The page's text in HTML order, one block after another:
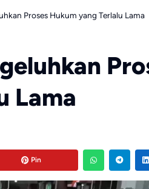
Proses Hukum yang Terlalu Lama
Lama
Pin